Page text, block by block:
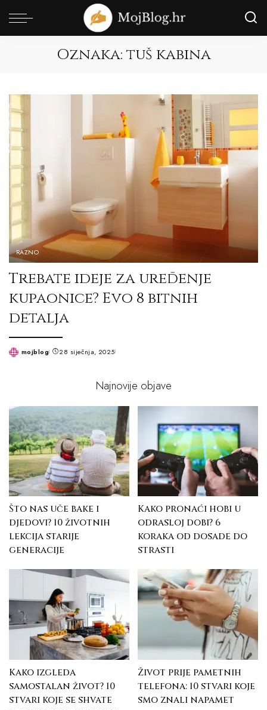
Oznaka: tuš kabina
RAZNO
Trebate ideje za uređenje
kupaonice? Evo 8 bitnih
detalja
Postedmojblog 28 siječnja, 2025
Najnovije objave
Što nas uče bake i
djedovi? 10 životnih
lekcija starije
generacije
Kako pronaći hobi u
odrasloj dobi? 6
koraka od dosade do
strasti
Kako izgleda
samostalan život? 10
stvari koje se shvate
Život prije pametnih
telefona: 10 stvari koje
smo znali napamet